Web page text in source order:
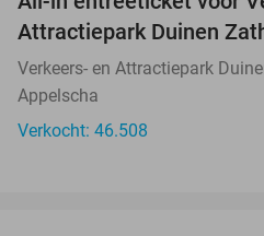
Attractiepark Duinen
Verkeers- en Attractiepark
Appelscha
Verkocht: 46.508